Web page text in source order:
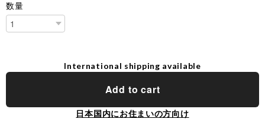
数量
International shipping available
Add to cart
日本国内にお住まいの方向け